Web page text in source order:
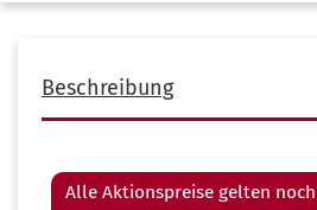
Beschreibung
Alle Aktionspreise gelten noch